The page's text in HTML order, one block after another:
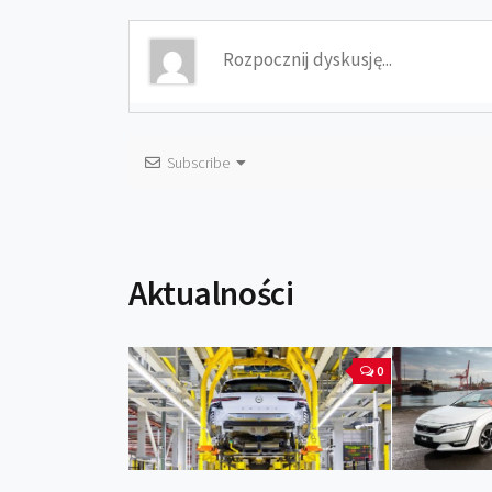
Subscribe
Aktualności
0